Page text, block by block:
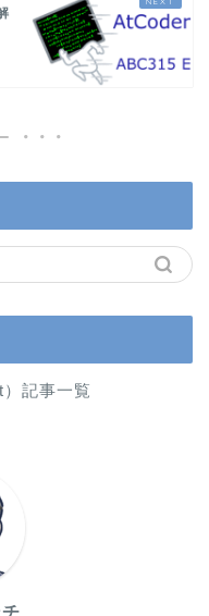
記事一覧